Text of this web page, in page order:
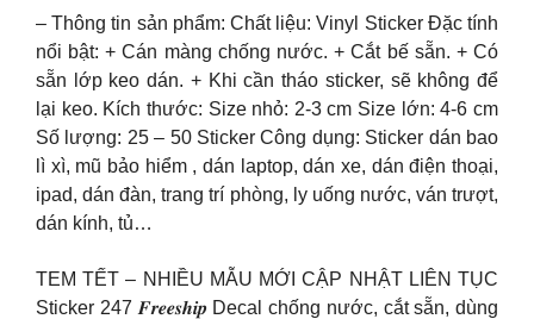
– Thông tin sản phẩm: Chất liệu: Vinyl Sticker Đặc tính
nổi bật: + Cán màng chống nước. + Cắt bế sẵn. + Có
sẵn lớp keo dán. + Khi cần tháo sticker, sẽ không để
lại keo. Kích thước: Size nhỏ: 2-3 cm Size lớn: 4-6 cm
Số lượng: 25 – 50 Sticker Công dụng: Sticker dán bao
lì xì, mũ bảo hiểm , dán laptop, dán xe, dán điện thoại,
ipad, dán đàn, trang trí phòng, ly uống nước, ván trượt,
dán kính, tủ…
TEM TẾT – NHIỀU MẪU MỚI CẬP NHẬT LIÊN TỤC
Sticker 247 𝑭𝒓𝒆𝒆𝒔𝒉𝒊𝒑 Decal chống nước, cắt sẵn, dùng